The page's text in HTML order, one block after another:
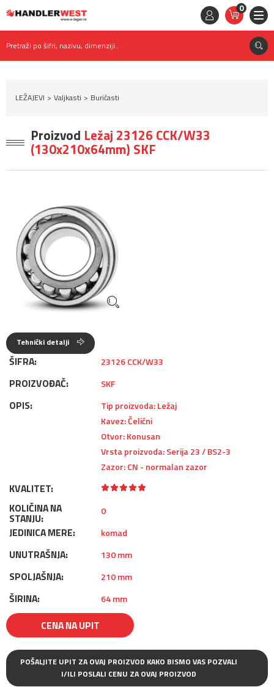
0
STAVKE
0,
RSD
Pretraži po šifri, nazivu, dimenziji..
LEŽAJEVI Valjkasti Buričasti
Proizvod Ležaj 23126 CCK/W33
(130x210x64mm) SKF
Tehnički detalji
ŠIFRA: 23126 CCK/W33
PROIZVOĐAČ: SKF
OPIS:
Tip proizvoda: Ležaj
Kavez: Čelični
Otvor: Konusan
Vrsta proizvoda: Serija 23 / BS2-3
Zazor: CN - normalan zazor
KVALITET:
KOLIČINA NA
STANJU:
0
JEDINICA MERE: komad
UNUTRAŠNJA: 130 mm
SPOLJAŠNJA: 210 mm
ŠIRINA: 64 mm
CENA NA UPIT
POŠALJITE UPIT ZA OVAJ PROIZVOD KAKO BISMO VAS POZVALI
I/ILI POSLALI CENU ZA OVAJ PROIZVOD